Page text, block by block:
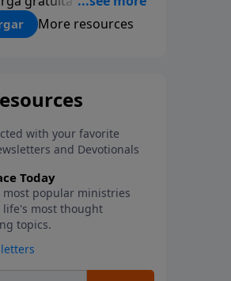
de 5 días.
More resources